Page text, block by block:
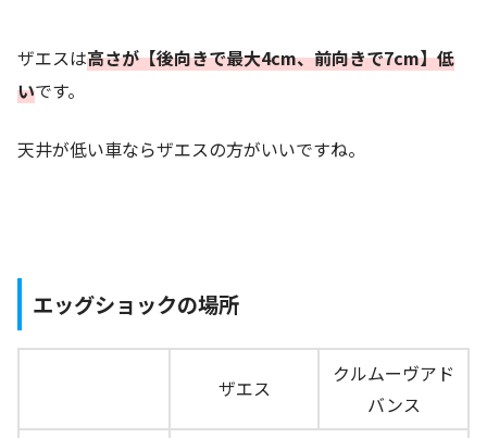
ザエスは高さが【後向きで最大4cm、前向きで7cm】低
いです。
天井が低い車ならザエスの方がいいですね。
エッグショックの場所
ザエス
クルムーヴアド
バンス